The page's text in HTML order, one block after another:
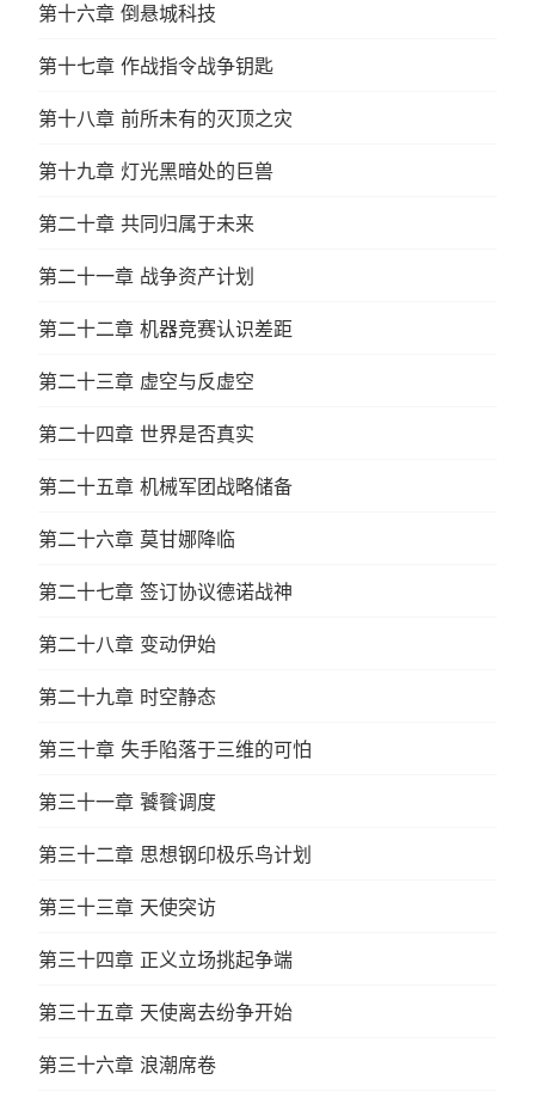
第十六章 倒悬城科技
第十七章 作战指令战争钥匙
第十八章 前所未有的灭顶之灾
第十九章 灯光黑暗处的巨兽
第二十章 共同归属于未来
第二十一章 战争资产计划
第二十二章 机器竞赛认识差距
第二十三章 虚空与反虚空
第二十四章 世界是否真实
第二十五章 机械军团战略储备
第二十六章 莫甘娜降临
第二十七章 签订协议德诺战神
第二十八章 变动伊始
第二十九章 时空静态
第三十章 失手陷落于三维的可怕
第三十一章 饕餮调度
第三十二章 思想钢印极乐鸟计划
第三十三章 天使突访
第三十四章 正义立场挑起争端
第三十五章 天使离去纷争开始
第三十六章 浪潮席卷